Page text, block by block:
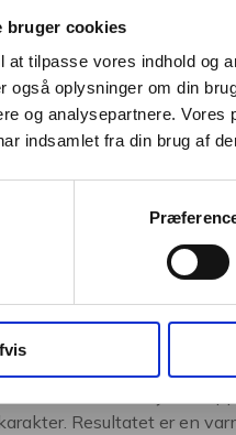
bruger cookies
at tilpasse vores indhold og
også oplysninger om din
og analysepartnere.
indsamlet fra din brug af
Jeg
Pickwick Appelsin te /
Certificeret Rainforrest
Forberedelse: 4 breve pr.
Når dagen trænger til et
årtier har været synonym
sorte te med små stykker
karakter. Resultatet er en